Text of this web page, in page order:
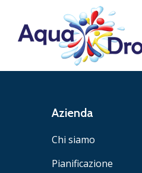
Azienda
Chi siamo
Pianificazione